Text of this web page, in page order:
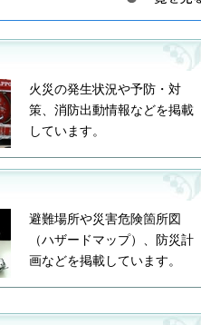
火災の発生状況や予防・対
策、消防出動情報などを掲載
しています。
避難場所や災害危険箇所図
（ハザードマップ）、防災計
画などを掲載しています。